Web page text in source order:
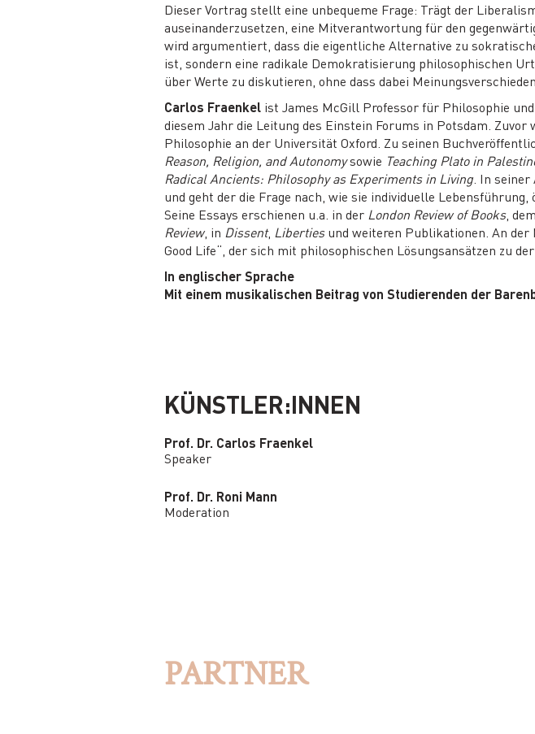
Dieser Vortrag stellt eine unbequeme Frage: Trägt der
auseinanderzusetzen, eine Mitverantwortung für den
wird argumentiert, dass die eigentliche Alternative zu
ist, sondern eine radikale Demokratisierung philosophischen
über Werte zu diskutieren, ohne dass dabei
Carlos Fraenkel ist James McGill Professor für Philosophie
diesem Jahr die Leitung des Einstein Forums in Potsdam.
Philosophie an der Universität Oxford. Zu seinen
Reason, Religion, and Autonomysowie Teaching Plato in
Radical Ancients: Philosophy as Experiments in Living . In
und geht der die Frage nach, wie sie individuelle
Seine Essays erschienen u.a. in der London Review of Books, dem
Review, in Dissent, Libertiesund weiteren Publikationen. An
Good Life“, der sich mit philosophischen Lösungsansätzen zu
In englischer Sprache
Mit einem musikalischen Beitrag von Studierenden der
KÜNSTLER:INNEN
Prof. Dr. Carlos Fraenkel
Speaker
Prof. Dr. Roni Mann
Moderation
PARTNER